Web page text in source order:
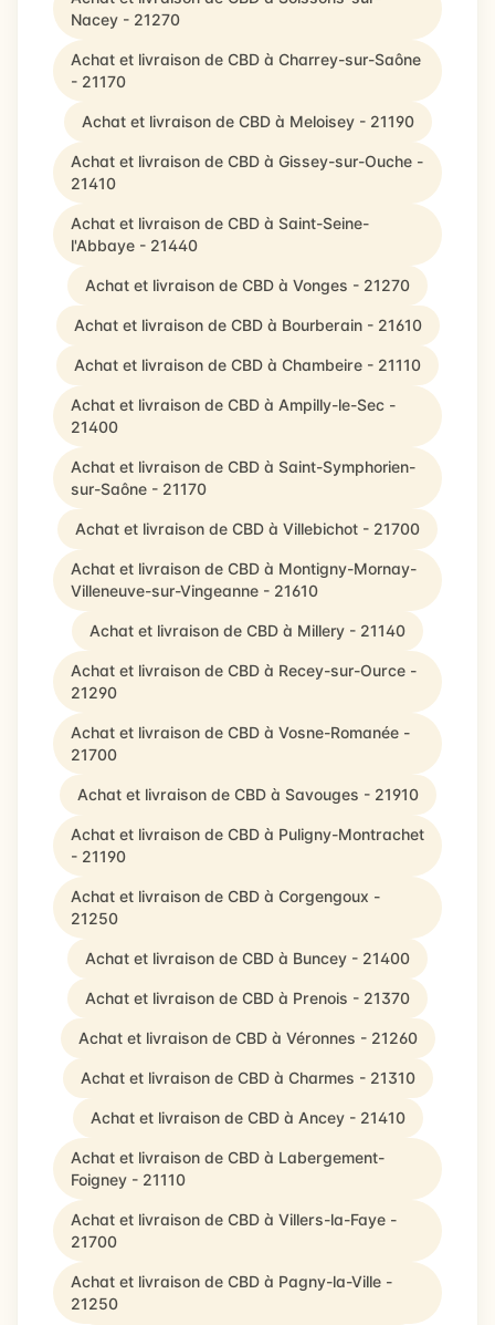
Nacey - 21270
Achat et livraison de CBD à Charrey-sur-Saône
- 21170
Achat et livraison de CBD à Meloisey - 21190
Achat et livraison de CBD à Gissey-sur-Ouche -
21410
Achat et livraison de CBD à Saint-Seine-
l'Abbaye - 21440
Achat et livraison de CBD à Vonges - 21270
Achat et livraison de CBD à Bourberain - 21610
Achat et livraison de CBD à Chambeire - 21110
Achat et livraison de CBD à Ampilly-le-Sec -
21400
Achat et livraison de CBD à Saint-Symphorien-
sur-Saône - 21170
Achat et livraison de CBD à Villebichot - 21700
Achat et livraison de CBD à Montigny-Mornay-
Villeneuve-sur-Vingeanne - 21610
Achat et livraison de CBD à Millery - 21140
Achat et livraison de CBD à Recey-sur-Ource -
21290
Achat et livraison de CBD à Vosne-Romanée -
21700
Achat et livraison de CBD à Savouges - 21910
Achat et livraison de CBD à Puligny-Montrachet
- 21190
Achat et livraison de CBD à Corgengoux -
21250
Achat et livraison de CBD à Buncey - 21400
Achat et livraison de CBD à Prenois - 21370
Achat et livraison de CBD à Véronnes - 21260
Achat et livraison de CBD à Charmes - 21310
Achat et livraison de CBD à Ancey - 21410
Achat et livraison de CBD à Labergement-
Foigney - 21110
Achat et livraison de CBD à Villers-la-Faye -
21700
Achat et livraison de CBD à Pagny-la-Ville -
21250